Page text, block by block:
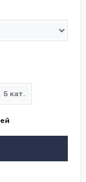
5 кат.